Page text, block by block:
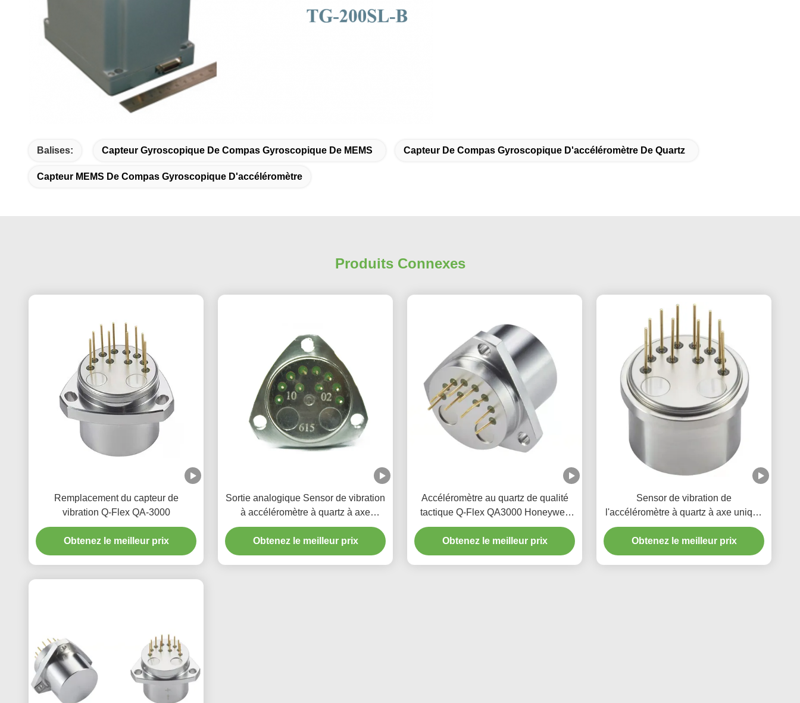
Balises: Capteur Gyroscopique De Compas Gyroscopique De MEMS Capteur De Compas Gyroscopique D'accéléromètre De Quartz
Capteur MEMS De Compas Gyroscopique D'accéléromètre
Produits Connexes
Remplacement du capteur de
vibration Q-Flex QA-3000
Obtenez le meilleur prix
Sortie analogique Sensor de vibration
à accéléromètre à quartz à axe
unique pour le forage pétrolier
Obtenez le meilleur prix
Accéléromètre au quartz de qualité
tactique Q-Flex QA3000 Honeywell
pour l'aérospatiale et l'aviation
Obtenez le meilleur prix
Sensor de vibration de
l'accéléromètre à quartz à axe unique
Honeywell Q-Flex QA-750
Obtenez le meilleur prix